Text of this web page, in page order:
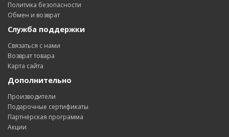
Политика безопасности
Обмен и возврат
Служба поддержки
Связаться с нами
Возврат товара
Карта сайта
Дополнительно
Производители
Подарочные сертификаты
Партнёрская программа
Акции